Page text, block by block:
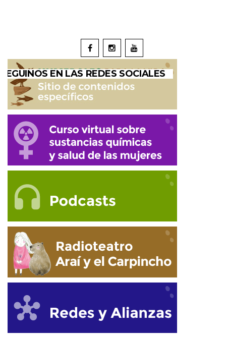
SEGUINOS EN LAS REDES SOCIALES